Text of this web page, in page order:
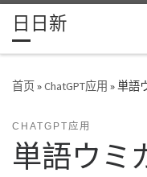
Skip to content
日日新
首页»ChatGPT应用 »単語
CHATGPT应用
単語ウミ